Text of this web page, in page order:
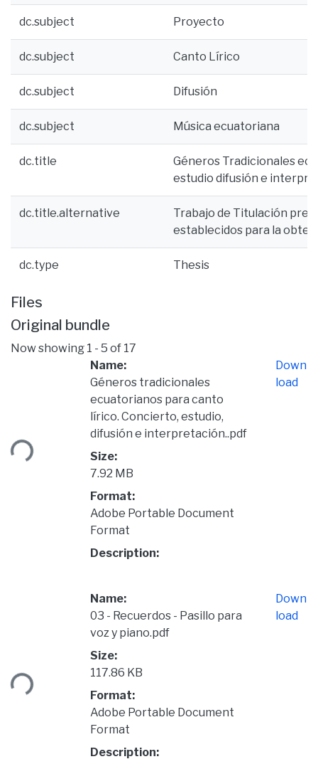
dc.subject Proyecto
dc.subject Canto Lírico
dc.subject Difusión
dc.subject Música ecuatoriana
dc.title
Géneros Tradicionales
estudio difusión e
dc.title.alternative
Trabajo de Titulación
establecidos para la
dc.type Thesis
Files
Original bundle
Now showing 1 - 5 of 17
Name:
Géneros tradicionales
ecuatorianos para canto
lírico. Concierto, estudio,
difusión e interpretación..pdf
Size:
7.92 MB
Format:
Adobe Portable Document
Format
Description:
Down
load
Name:
03 - Recuerdos - Pasillo para
voz y piano.pdf
Size:
117.86 KB
Format:
Adobe Portable Document
Format
Description:
Down
load